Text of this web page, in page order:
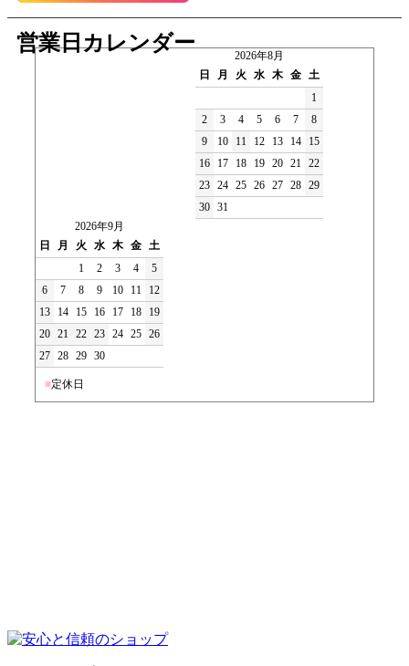
営業日カレンダー
2026年8月
日
月 火 水 木 金 土
1
2
3 4 5 6 7
8
9
10 11 12 13 14
15
16
17 18 19 20 21 22
23 24 25 26 27 28 29
30 31
2026年9月
日
月 火 水 木 金 土
1
2 3 4
5
6
7 8 9 10 11
12
13
14 15 16 17 18
19
20 21 22 23 24 25 26
27 28 29 30
■定休日